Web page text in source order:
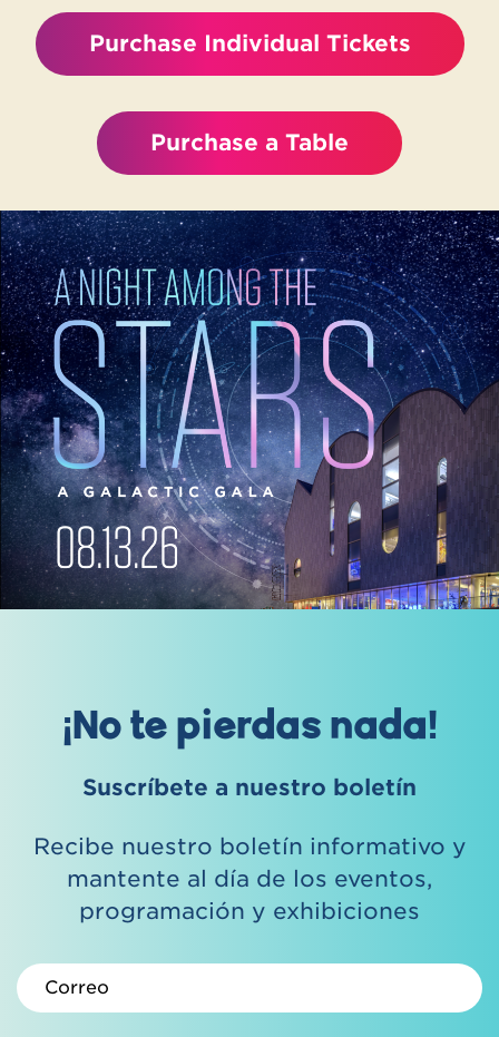
Purchase Individual Tickets
Purchase a Table
¡No te pierdas nada!
Suscríbete a nuestro boletín
Recibe nuestro boletín informativo y
mantente al día de los eventos,
programación y exhibiciones
Correo electrónico